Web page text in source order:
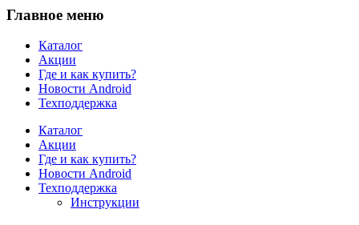
Главное меню
Каталог
Акции
Где и как купить?
Новости Android
Техподдержка
Каталог
Акции
Где и как купить?
Новости Android
Техподдержка
Инструкции